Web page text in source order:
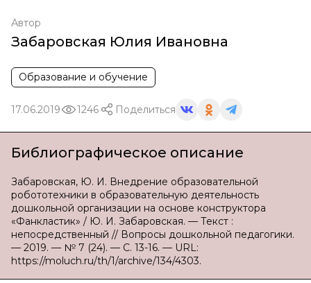
Автор
Забаровская Юлия Ивановна
Образование и обучение
17.06.2019 1246 Поделиться
Библиографическое описание
Забаровская, Ю. И. Внедрение образовательной
робототехники в образовательную деятельность
дошкольной организации на основе конструктора
«Фанкластик» / Ю. И. Забаровская. — Текст :
непосредственный // Вопросы дошкольной педагогики.
— 2019. — № 7 (24). — С. 13-16. — URL:
https://moluch.ru/th/1/archive/134/4303.